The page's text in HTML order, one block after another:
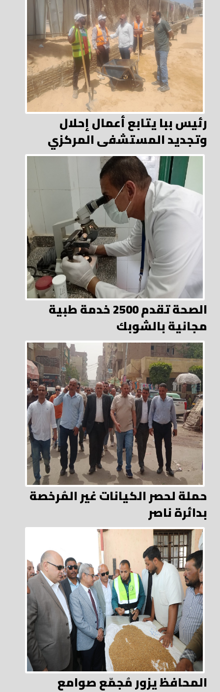
رئيس ببا يتابع أعمال إحلال
وتجديد المستشفى المركزي
الصحة تقدم 2500 خدمة طبية
مجانية بالشوبك
حملة لحصر الكيانات غير المُرخصة
بدائرة ناصر
المحافظ يزور مُجمّع صوامع